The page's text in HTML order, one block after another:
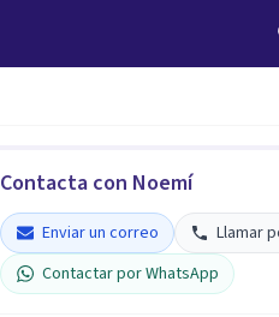
Contacta con Noemí
Enviar un correo
Llamar
Contactar por WhatsApp